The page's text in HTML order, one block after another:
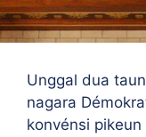
Unggal dua
nagara
konvénsi